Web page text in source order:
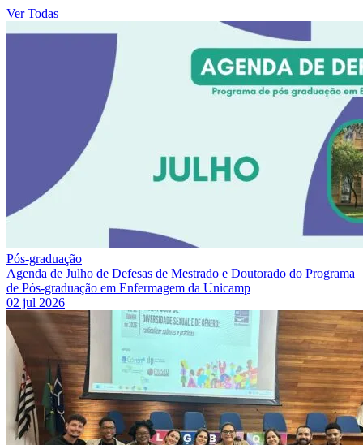
Ver Todas
Pós-graduação
Agenda de Julho de Defesas de Mestrado e Doutorado do Programa
de Pós-graduação em Enfermagem da Unicamp
02 jul 2026